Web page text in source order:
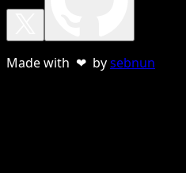
Made with ❤ bysebnun